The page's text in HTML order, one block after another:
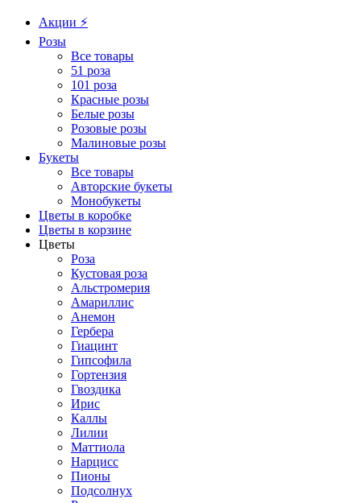
Акции ⚡️
Розы
Все товары
51 роза
101 роза
Красные розы
Белые розы
Розовые розы
Малиновые розы
Букеты
Все товары
Авторские букеты
Монобукеты
Цветы в коробке
Цветы в корзине
Цветы
Роза
Кустовая роза
Альстромерия
Амариллис
Анемон
Гербера
Гиацинт
Гипсофила
Гортензия
Гвоздика
Ирис
Каллы
Лилии
Маттиола
Нарцисс
Пионы
Подсолнух